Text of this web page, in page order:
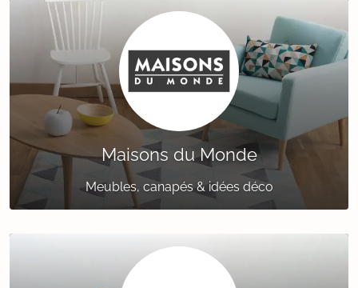
Maisons du Monde
Meubles, canapés & idées déco